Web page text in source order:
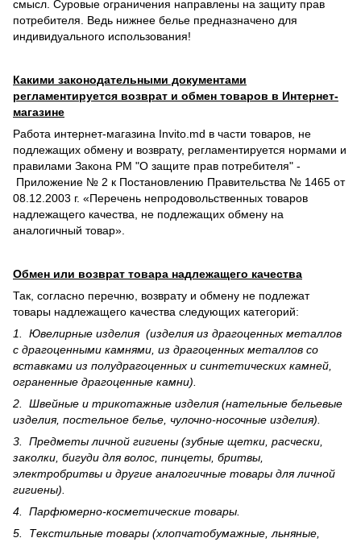
смысл. Суровые ограничения направлены на защиту прав
потребителя. Ведь нижнее белье предназначено для
индивидуального использования!
Какими законодательными документами
регламентируется возврат и обмен товаров в Интернет-
магазине
Работа интернет-магазина Invito.md в части товаров, не
подлежащих обмену и возврату, регламентируется нормами и
правилами Закона РМ "О защите прав потребителя" -
Приложение № 2 к Постановлению Правительства № 1465 от
08.12.2003 г. «Перечень непродовольственных товаров
надлежащего качества, не подлежащих обмену на
аналогичный товар».
Обмен или возврат товара надлежащего качества
Так, согласно перечню, возврату и обмену не подлежат
товары надлежащего качества следующих категорий:
1. Ювелирные изделия (изделия из драгоценных металлов
с драгоценными камнями, из драгоценных металлов со
вставками из полудрагоценных и синте­тических камней,
ограненные драгоценные камни).
2. Швейные и трикотажные изделия (нательные бельевые
изделия, постельное белье, чулочно-носочные изделия).
3. Предметы личной гигиены (зубные щетки, расчески,
заколки, бигуди для волос, пинцеты, бритвы,
электробритвы и другие аналогичные товары для личной
гигиены).
4. Парфюмерно-косметические товары.
5. Текстильные товары (хлопчатобумажные, льняные,